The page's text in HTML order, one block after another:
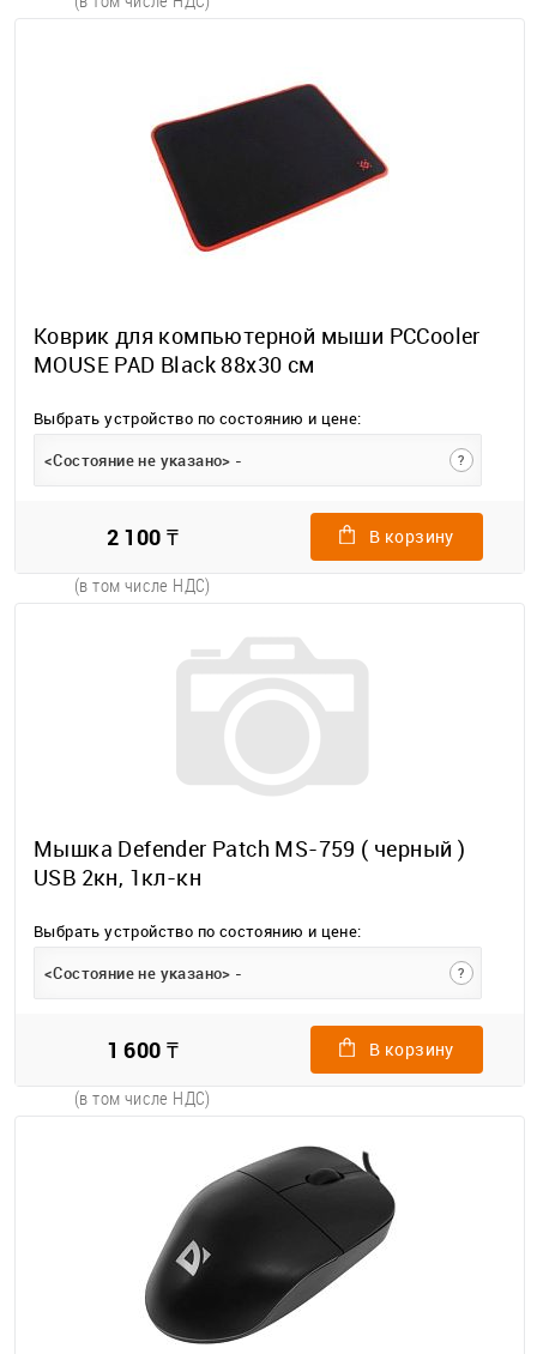
Коврик для компьютерной мыши PCCooler
MOUSE PAD Black 88x30 см
Выбрать устройство по состоянию и цене:
<Состояние не указано> -
?
2 100 ₸
(в том числе НДС)
В корзину
Мышка Defender Patch MS-759 ( черный )
USB 2кн, 1кл-кн
Выбрать устройство по состоянию и цене:
<Состояние не указано> -
?
1 600 ₸
(в том числе НДС)
В корзину